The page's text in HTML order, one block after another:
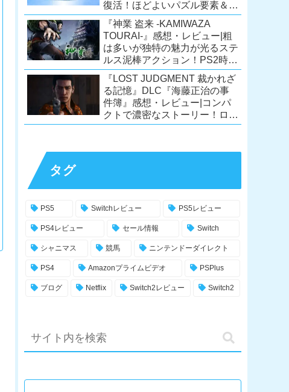
復活！ほどよいパズル要素＆切
ない余韻のストーリーも魅力！
【Switch/PS5/PS4/Xbox
X|S/Xone/PC】
『神業 盗来 -KAMIWAZA
TOURAI-』感想・レビュー|粗
は多いが独特の魅力が光るステ
ルス泥棒アクション！PS2時代
の異色のタイトル、令和に復
活！【Switch/PS4/Steam】
『LOST JUDGMENT 裁かれざ
る記憶』DLC『海藤正治の事
件簿』感想・レビュー|コンパ
クトで濃密なストーリー！ロス
トジャッジメント本編と合わせ
DLC！
タグ
PS5 Switchレビュー PS5レビュー
PS4レビュー セール情報 Switch
シャニマス 競馬 ニンテンドーダイレクト
PS4 Amazonプライムビデオ PSPlus
ブログ Netflix Switch2レビュー Switch2